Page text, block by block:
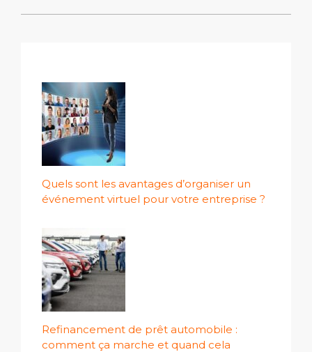
Quels sont les avantages d’organiser un
événement virtuel pour votre entreprise ?
Refinancement de prêt automobile :
comment ça marche et quand cela